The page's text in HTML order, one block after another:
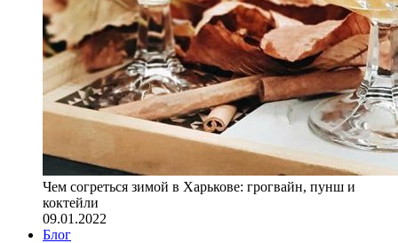
Чем согреться зимой в Харькове: грогвайн, пунш и
коктейли
09.01.2022
Блог